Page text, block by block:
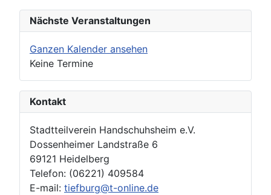
Nächste Veranstaltungen
Ganzen Kalender ansehen
Keine Termine
Kontakt
Stadtteilverein Handschuhsheim e.V.
Dossenheimer Landstraße 6
69121 Heidelberg
Telefon: (06221) 409584
E-mail: tiefburg@t-online.de